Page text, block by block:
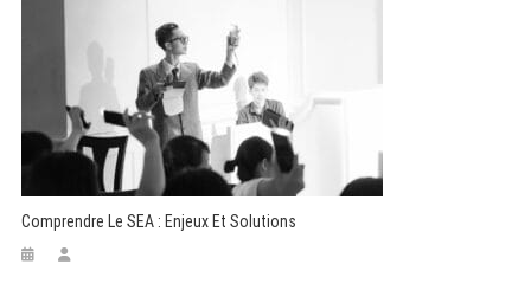
Comprendre Le SEA : Enjeux Et Solutions